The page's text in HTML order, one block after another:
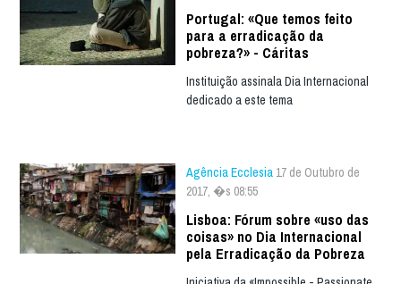
Portugal: «Que temos feito
para a erradicação da
pobreza?» - Cáritas
Instituição assinala Dia Internacional
dedicado a este tema
Agência Ecclesia 17 de Outubro de
2017, �s 08:55
Lisboa: Fórum sobre «uso das
coisas» no Dia Internacional
pela Erradicação da Pobreza